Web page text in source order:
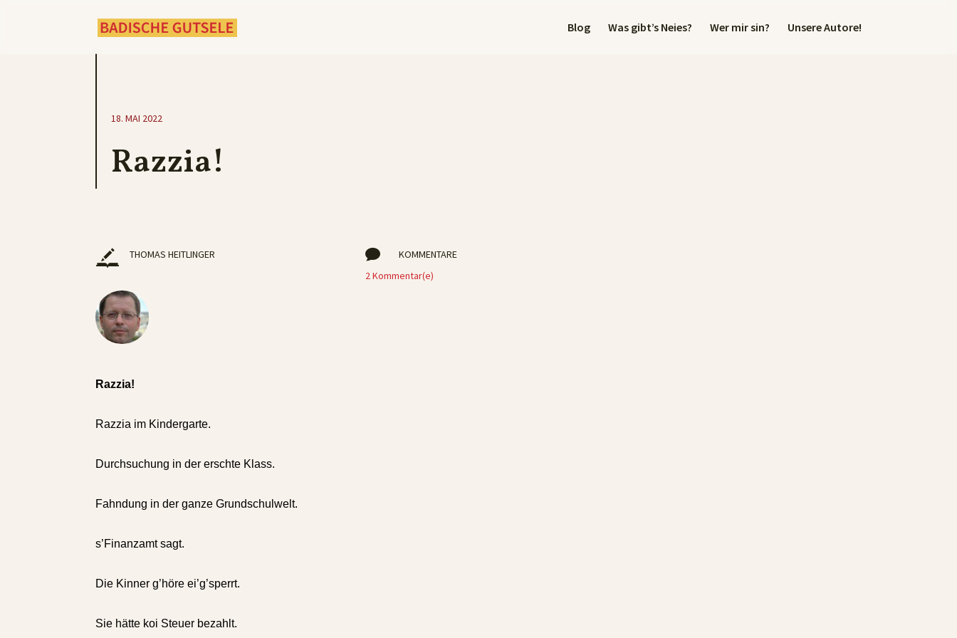
Blog Was gibt’s Neies? Wer mir sin? Unsere Autore!
18. MAI 2022
Razzia!
THOMAS HEITLINGER 
KOMMENTARE
2 Kommentar(e)
Razzia!
Razzia im Kindergarte.
Durchsuchung in der erschte Klass.
Fahndung in der ganze Grundschulwelt.
s’Finanzamt sagt.
Die Kinner g’höre ei’g’sperrt.
Sie hätte koi Steuer bezahlt.